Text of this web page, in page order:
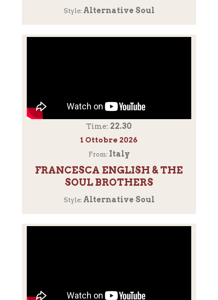
Style: Alternative Soul
Time: 22.30
1 Ottobre 2026
From: Italy
FRANCESCA ENGLISH & THE
SOUL BROTHERS
Style: Alternative Soul